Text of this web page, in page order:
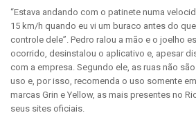
“Estava andando com o patinete numa
15 km/h quando eu vi um buraco antes do
controle dele”. Pedro ralou a mão e o joelho
ocorrido, desinstalou o aplicativo e, apesar
com a empresa. Segundo ele, as ruas não
uso e, por isso, recomenda o uso somente
marcas Grin e Yellow, as mais presentes no
seus sites oficiais.